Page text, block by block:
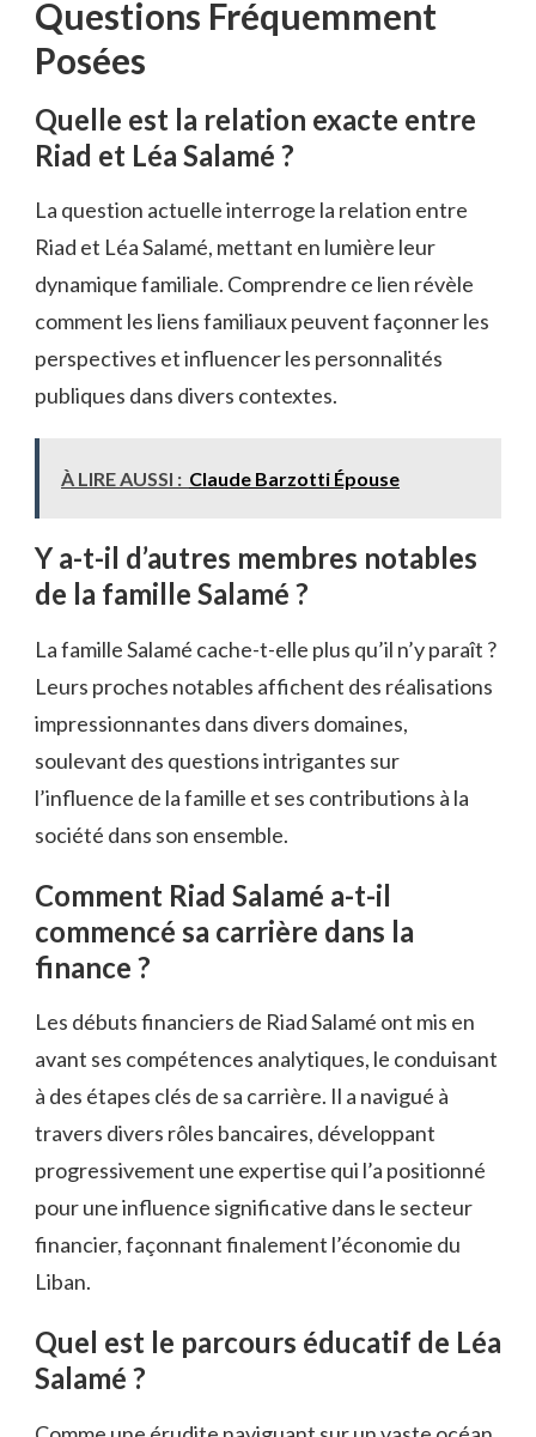
Questions Fréquemment
Posées
Quelle est la relation exacte entre
Riad et Léa Salamé ?
La question actuelle interroge la relation entre
Riad et Léa Salamé, mettant en lumière leur
dynamique familiale. Comprendre ce lien révèle
comment les liens familiaux peuvent façonner les
perspectives et influencer les personnalités
publiques dans divers contextes.
À LIRE AUSSI : Claude Barzotti Épouse
Y a-t-il d’autres membres notables
de la famille Salamé ?
La famille Salamé cache-t-elle plus qu’il n’y paraît ?
Leurs proches notables affichent des réalisations
impressionnantes dans divers domaines,
soulevant des questions intrigantes sur
l’influence de la famille et ses contributions à la
société dans son ensemble.
Comment Riad Salamé a-t-il
commencé sa carrière dans la
finance ?
Les débuts financiers de Riad Salamé ont mis en
avant ses compétences analytiques, le conduisant
à des étapes clés de sa carrière. Il a navigué à
travers divers rôles bancaires, développant
progressivement une expertise qui l’a positionné
pour une influence significative dans le secteur
financier, façonnant finalement l’économie du
Liban.
Quel est le parcours éducatif de Léa
Salamé ?